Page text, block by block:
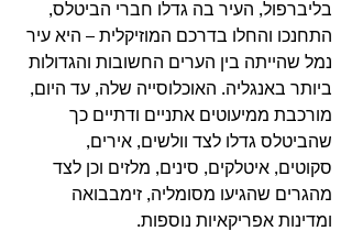
בליברפול, העיר בה גדלו חברי הביטלס,
התחנכו והחלו בדרכם המוזיקלית – היא עיר
נמל שהייתה בין הערים החשובות והגדולות
ביותר באנגליה. האוכלוסייה שלה, עד היום,
מורכבת ממיעוטים אתניים ודתיים כך
שהביטלס גדלו לצד וולשים, אירים,
סקוטים, איטלקים, סינים, מלזים וכן לצד
מהגרים שהגיעו מסומליה, זימבבואה
ומדינות אפריקאיות נוספות.